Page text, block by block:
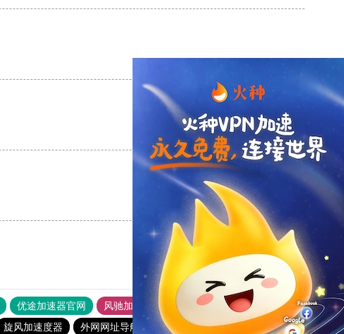
支持 [0] 反对 [0]
支持
优途加速器官网 风驰加速器
旋风加速器
旋风加速度器 外网网址导航 软件中心 雷霆加速 狂飙加速器